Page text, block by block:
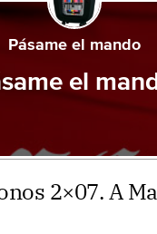
Pásame el mando
el
2×07. A